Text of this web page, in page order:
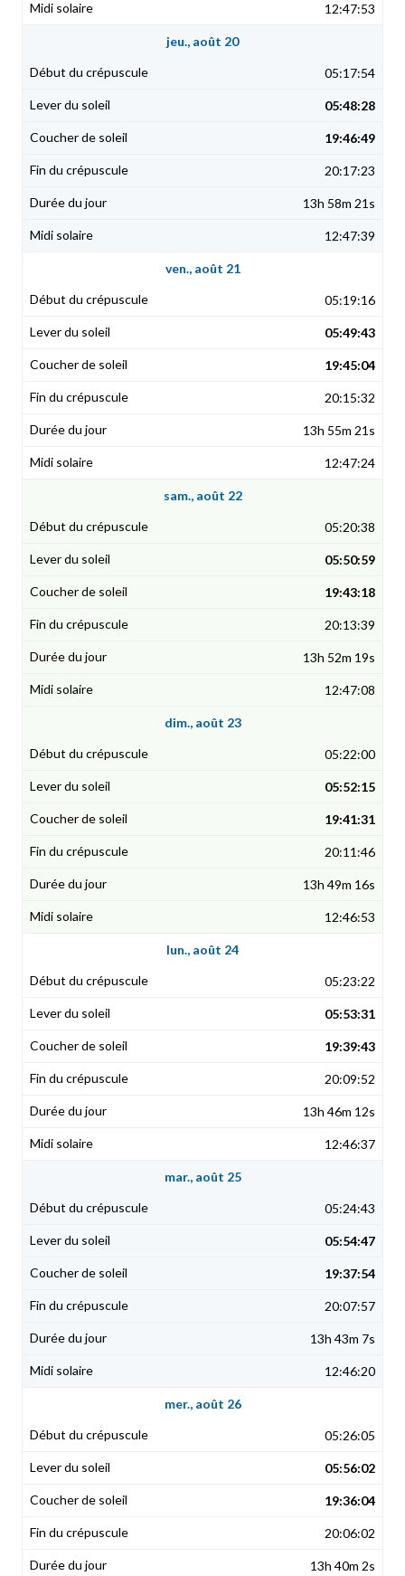
12:47:53
jeu., août 20
05:17:54
05:48:28
19:46:49
20:17:23
13h 58m 21s
12:47:39
ven., août 21
05:19:16
05:49:43
19:45:04
20:15:32
13h 55m 21s
12:47:24
sam., août 22
05:20:38
05:50:59
19:43:18
20:13:39
13h 52m 19s
12:47:08
dim., août 23
05:22:00
05:52:15
19:41:31
20:11:46
13h 49m 16s
12:46:53
lun., août 24
05:23:22
05:53:31
19:39:43
20:09:52
13h 46m 12s
12:46:37
mar., août 25
05:24:43
05:54:47
19:37:54
20:07:57
13h 43m 7s
12:46:20
mer., août 26
05:26:05
05:56:02
19:36:04
20:06:02
13h 40m 2s